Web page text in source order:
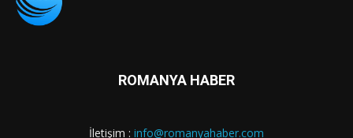
ROMANYA HABER
İletişim : info@romanyahaber.com